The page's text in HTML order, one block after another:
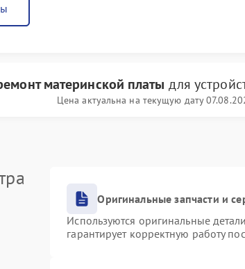
материнской платы для
Цена актуальна на текущую дату
Оригинальные запчасти и
Используются оригинальные
гарантирует корректную работу